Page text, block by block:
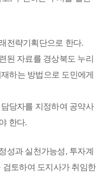
전략기획단으로 한다.
된 자료를 경상북도 누리
하는 방법으로 도민에게
당자를 지정하여 공약사
한다.
성과 실천가능성, 투자계
토하여 도지사가 취임한